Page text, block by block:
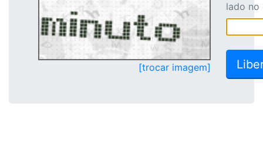
[trocar imagem]
lado no